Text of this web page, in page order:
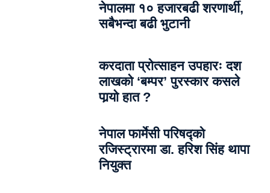
नेपालमा १० हजारबढी शरणार्थी,
सबैभन्दा बढी भुटानी
करदाता प्रोत्साहन उपहारः दश
लाखको ‘बम्पर’ पुरस्कार कसले
पार्‍याे हात ?
नेपाल फार्मेसी परिषद्को
रजिस्ट्रारमा डा. हरिश सिंह थापा
नियुक्त